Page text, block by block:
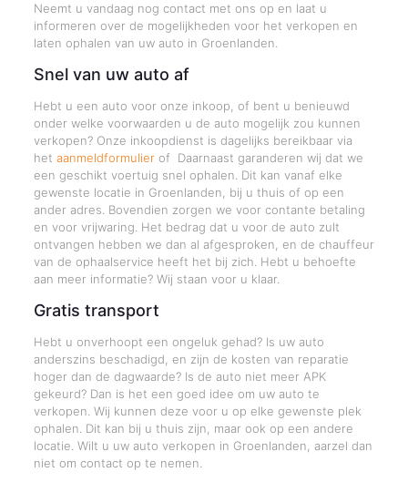
Neemt u vandaag nog contact met ons op en laat u
informeren over de mogelijkheden voor het verkopen en
laten ophalen van uw auto in Groenlanden.
Snel van uw auto af
Hebt u een auto voor onze inkoop, of bent u benieuwd
onder welke voorwaarden u de auto mogelijk zou kunnen
verkopen? Onze inkoopdienst is dagelijks bereikbaar via
het aanmeldformulierof Daarnaast garanderen wij dat we
een geschikt voertuig snel ophalen. Dit kan vanaf elke
gewenste locatie in Groenlanden, bij u thuis of op een
ander adres. Bovendien zorgen we voor contante betaling
en voor vrijwaring. Het bedrag dat u voor de auto zult
ontvangen hebben we dan al afgesproken, en de chauffeur
van de ophaalservice heeft het bij zich. Hebt u behoefte
aan meer informatie? Wij staan voor u klaar.
Gratis transport
Hebt u onverhoopt een ongeluk gehad? Is uw auto
anderszins beschadigd, en zijn de kosten van reparatie
hoger dan de dagwaarde? Is de auto niet meer APK
gekeurd? Dan is het een goed idee om uw auto te
verkopen. Wij kunnen deze voor u op elke gewenste plek
ophalen. Dit kan bij u thuis zijn, maar ook op een andere
locatie. Wilt u uw auto verkopen in Groenlanden, aarzel dan
niet om contact op te nemen.